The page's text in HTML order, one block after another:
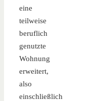
eine
teilweise
beruflich
genutzte
Wohnung
erweitert,
also
einschließlich